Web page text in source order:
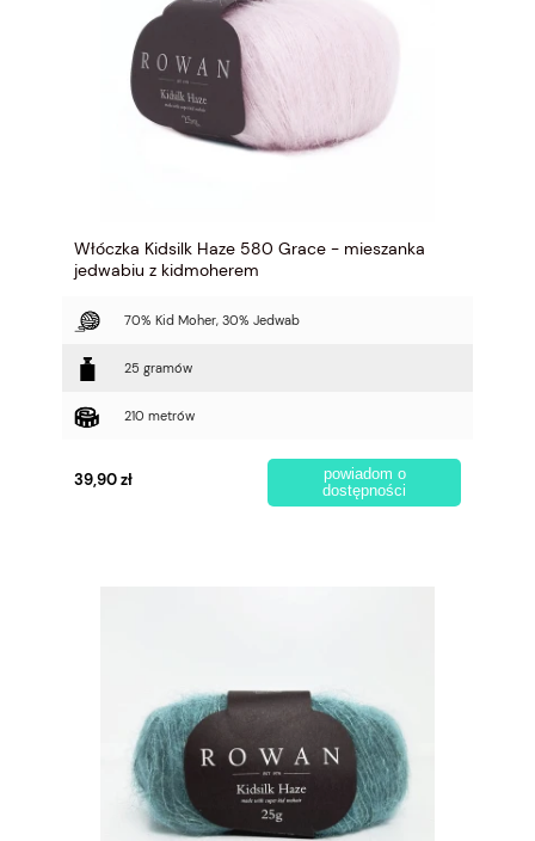
Włóczka Kidsilk Haze 580 Grace - mieszanka
jedwabiu z kidmoherem
70% Kid Moher, 30% Jedwab
25 gramów
210 metrów
39,90 zł
powiadom o
dostępności